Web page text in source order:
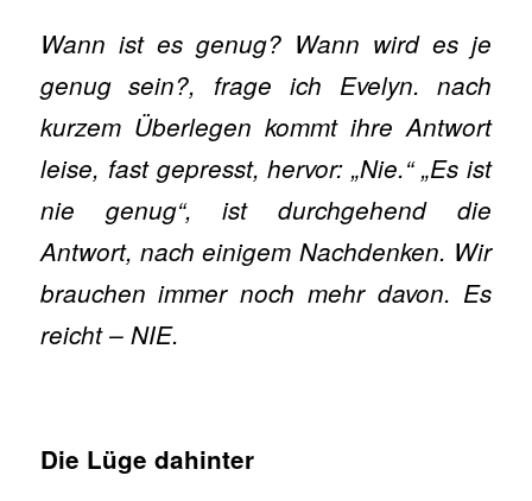
Wann ist es genug? Wann wird es je
genug sein?, frage ich Evelyn. nach
kurzem Überlegen kommt ihre Antwort
leise, fast gepresst, hervor: „Nie.“ „Es ist
nie genug“, ist durchgehend die
Antwort, nach einigem Nachdenken. Wir
brauchen immer noch mehr davon. Es
reicht – NIE.
Die Lüge dahinter